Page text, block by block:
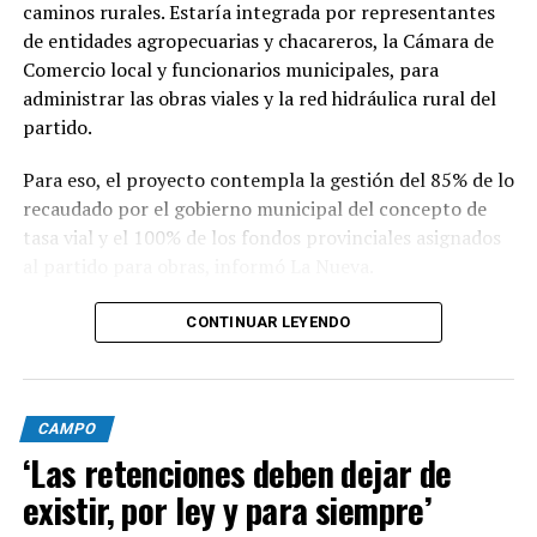
delante la aprobación de la ley de inviolabilidad de la
propiedad privada, que pone orden al tema de las
ocupaciones ilegales y acelera los procesos de desalojo.
También la venta de tierras a extranjeros se flexibiliza
en parte; por ahí, no todo lo que hubiésemos querido,
hacia adelante.”
caminos rurales. Estaría integrada por representantes
de entidades agropecuarias y chacareros, la Cámara de
Comercio local y funcionarios municipales, para
administrar las obras viales y la red hidráulica rural del
partido.
Para eso, el proyecto contempla la gestión del 85% de lo
recaudado por el gobierno municipal del concepto de
tasa vial y el 100% de los fondos provinciales asignados
El presidente de la Sociedad Rural de 9 de Julio, Hugo
un trabajo de cinco meses en donde se recolectó
información de municipios en donde se llevaron a cabo
proyectos similares, como Trenque Lauquen y Benito
Juárez, y se lo adaptó a las necesidades locales.
“La idea es crear comisión de trabajo conformada por
CONTINUAR LEYENDO
CAMPO
‘Las retenciones deben dejar de
existir, por ley y para siempre’